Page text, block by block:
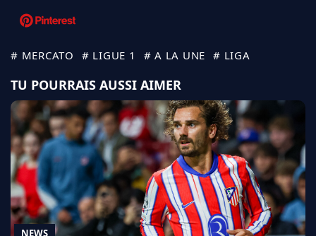
# MERCATO # LIGUE 1 # A LA UNE # LIGA
TU POURRAIS AUSSI AIMER
NEWS